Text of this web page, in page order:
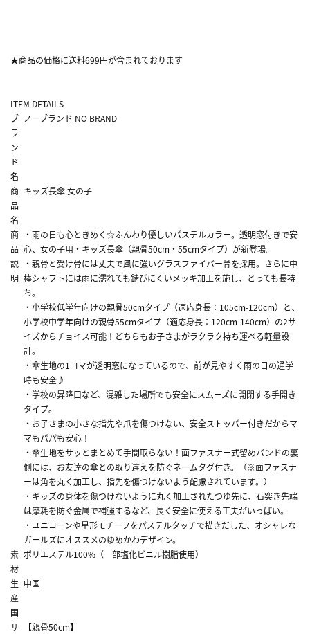
★商品の価格に送料699円が含まれております
ITEM DETAILS
ブ
ラ
ン
ド
名
ノーブランド NO BRAND
商
品
名
キッズ長傘 女の子
商
品
説
明
・雨の日も心ときめく☆ふんわり優しいパステルカラー。透明窓付きで安
心、女の子用・キッズ長傘（親骨50cm・55cmタイプ）が新登場。
・親骨と受け骨には丈夫で風に強いグラスファイバー骨を採用。さらに中
棒シャフトには雨に濡れても錆びにくいメッキ加工を施し、とっても長持
ち。
・小学校低学年向けの親骨50cmタイプ（適応身長：105cm-120cm）と、
小学校中学年向けの親骨55cmタイプ（適応身長：120cm-140cm）の2サ
イズからチョイス可能！どちらもお子さまがラクラク持ち運べる軽量設
計。
・傘生地の1コマが透明窓になっているので、前が見やすく雨の日の通学
時も安全♪
・学校の昇降口など、混雑した場所でも安全にスムーズに開閉する手開き
タイプ。
・お子さまの小さな指先や爪を傷つけない、安全ストッパー付きだからマ
マもパパも安心！
・傘生地をサッとまとめて手間取らない！面ファスナー式留めバンドの裏
側には、お友達の傘との取り違えを防ぐネームタグ付き。（※面ファスナ
ーは角を丸く加工し、指先を傷つけないよう配慮されています。）
・キッズの身体を傷つけないように丸く加工されたつゆ先に、石突き先端
は摩耗を防ぐ金属で補強するなど、長く安全に使える工夫がいっぱい。
・ユニコーンや星形モチーフをパステルタッチで描きだした、オシャレな
ガールズにオススメのゆめかわデザイン。
素
材
ポリエステル100%（一部塩化ビニル樹脂使用）
生
産
国
中国
サ
【親骨50cm】